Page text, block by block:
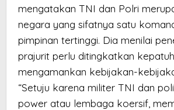
mengatakan TNI dan Polri
negara yang sifatnya satu
pimpinan tertinggi. Dia menilai
prajurit perlu ditingkatkan
mengamankan kebijakan-
“Setuju karena militer TNI dan
power atau lembaga koersif,